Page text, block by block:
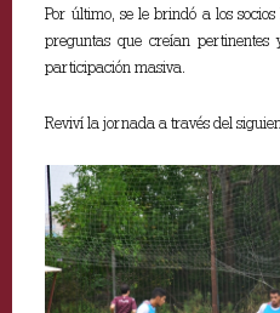
Por último, se le brindó a los
preguntas que creían pertinentes
participación masiva.
Reviví la jornada a través del